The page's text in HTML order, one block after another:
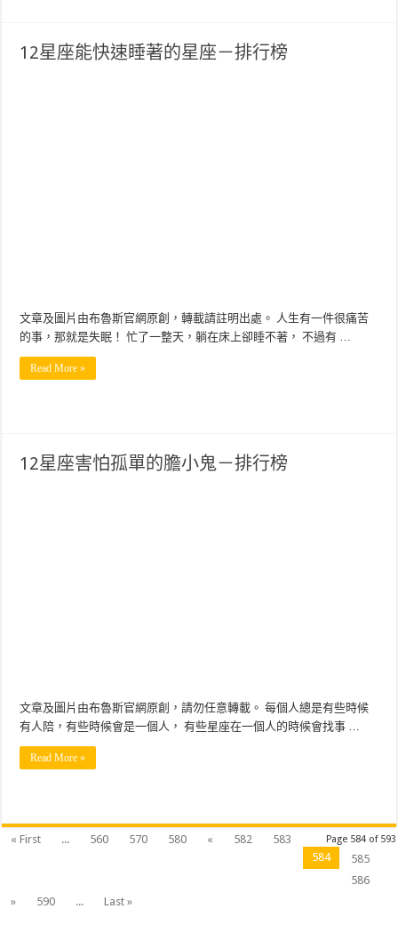
12星座能快速睡著的星座－排行榜
文章及圖片由布魯斯官網原創，轉載請註明出處。 人生有一件很痛苦
的事，那就是失眠！ 忙了一整天，躺在床上卻睡不著， 不過有 …
Read More »
12星座害怕孤單的膽小鬼－排行榜
文章及圖片由布魯斯官網原創，請勿任意轉載。 每個人總是有些時候
有人陪，有些時候會是一個人， 有些星座在一個人的時候會找事 …
Read More »
Page 584 of 593
« First ... 560 570 580 « 582
583
584
585
586
»
590 ... Last »